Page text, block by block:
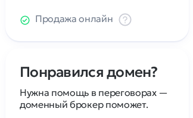
Продажа онлайн
Понравился домен?
Нужна помощь в переговорах —
доменный брокер поможет.